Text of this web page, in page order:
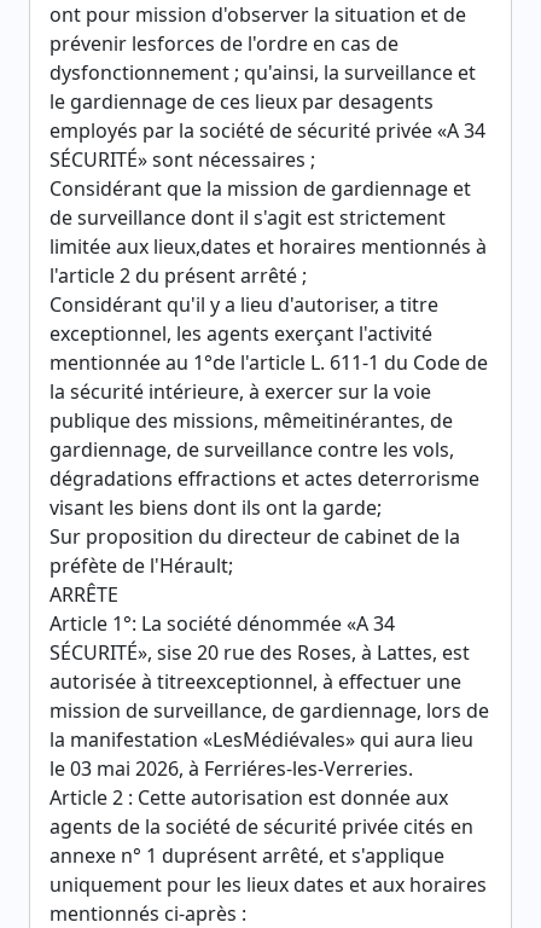
ont pour mission d'observer la situation et de
prévenir lesforces de l'ordre en cas de
dysfonctionnement ; qu'ainsi, la surveillance et
le gardiennage de ces lieux par desagents
employés par la société de sécurité privée «A 34
SÉCURITÉ» sont nécessaires ;
Considérant que la mission de gardiennage et
de surveillance dont il s'agit est strictement
limitée aux lieux,dates et horaires mentionnés à
l'article 2 du présent arrêté ;
Considérant qu'il y a lieu d'autoriser, a titre
exceptionnel, les agents exerçant l'activité
mentionnée au 1°de l'article L. 611-1 du Code de
la sécurité intérieure, à exercer sur la voie
publique des missions, mêmeitinérantes, de
gardiennage, de surveillance contre les vols,
dégradations effractions et actes deterrorisme
visant les biens dont ils ont la garde;
Sur proposition du directeur de cabinet de la
préfète de l'Hérault;
ARRÊTE
Article 1°: La société dénommée «A 34
SÉCURITÉ», sise 20 rue des Roses, à Lattes, est
autorisée à titreexceptionnel, à effectuer une
mission de surveillance, de gardiennage, lors de
la manifestation «LesMédiévales» qui aura lieu
le 03 mai 2026, à Ferriéres-les-Verreries.
Article 2 : Cette autorisation est donnée aux
agents de la société de sécurité privée cités en
annexe n° 1 duprésent arrêté, et s'applique
uniquement pour les lieux dates et aux horaires
mentionnés ci-après :